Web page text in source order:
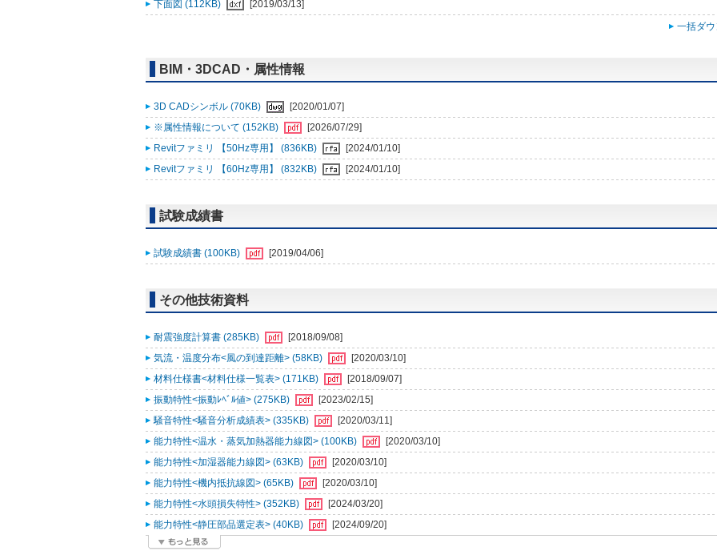
下面図 (112KB)
[2019/03/13]
一括ダ
BIM・3DCAD・属性情報
3D CADシンボル (70KB)
[2020/01/07]
※属性情報について (152KB)
[2026/07/29]
Revitファミリ 【50Hz専用】 (836KB)
[2024/01/10]
Revitファミリ 【60Hz専用】 (832KB)
[2024/01/10]
試験成績書
試験成績書 (100KB) [2019/04/06]
その他技術資料
耐震強度計算書 (285KB)
[2018/09/08]
気流・温度分布<風の到達距離> (58KB)
[2020/03/10]
材料仕様書<材料仕様一覧表> (171KB)
[2018/09/07]
振動特性<振動ﾚﾍﾞﾙ値> (275KB)
[2023/02/15]
騒音特性<騒音分析成績表> (335KB)
[2020/03/11]
能力特性<温水・蒸気加熱器能力線図> (100KB)
[2020/03/10]
能力特性<加湿器能力線図> (63KB)
[2020/03/10]
能力特性<機内抵抗線図> (65KB)
[2020/03/10]
能力特性<水頭損失特性> (352KB)
[2024/03/20]
能力特性<静圧部品選定表> (40KB)
[2024/09/20]